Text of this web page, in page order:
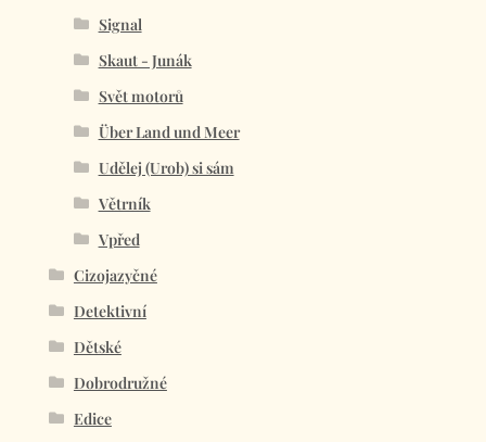
Signal
Skaut - Junák
Svět motorů
Über Land und Meer
Udělej (Urob) si sám
Větrník
Vpřed
Cizojazyčné
Detektivní
Dětské
Dobrodružné
Edice